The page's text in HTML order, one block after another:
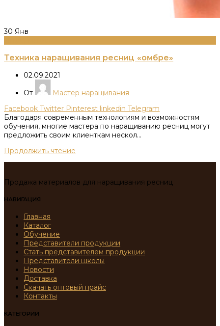
30 Янв
Техника наращивания ресниц «омбре»
02.09.2021
От
Мастер наращивания
Facebook Twitter Pinterest linkedin Telegram
Благодаря современным технологиям и возможностям
обучения, многие мастера по наращиванию ресниц могут
предложить своим клиенткам нескол...
Продолжить чтение
Продажа материалов для наращивания ресниц
НАВИГАЦИЯ
Главная
Каталог
Обучение
Представители продукции
Стать представителем продукции
Представители школы
Новости
Доставка
Скачать оптовый прайс
Контакты
КАТЕГОРИИ